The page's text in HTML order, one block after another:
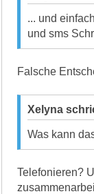
... und
und sms
Falsche
Xelyna
Was kann
Telefonieren?